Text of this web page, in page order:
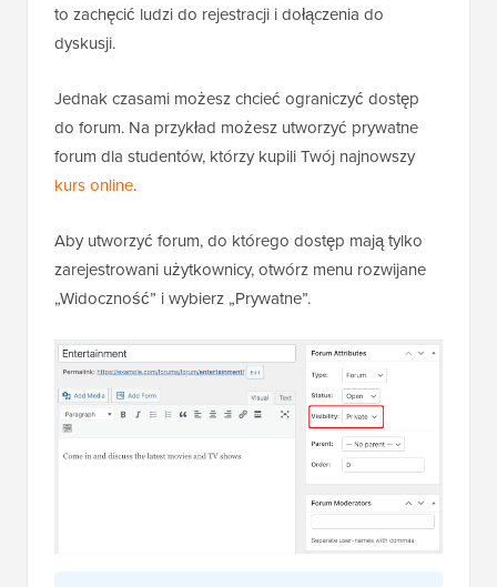
to zachęcić ludzi do rejestracji i dołączenia do
dyskusji.
Jednak czasami możesz chcieć ograniczyć dostęp
do forum. Na przykład możesz utworzyć prywatne
forum dla studentów, którzy kupili Twój najnowszy
kurs online.
Aby utworzyć forum, do którego dostęp mają tylko
zarejestrowani użytkownicy, otwórz menu rozwijane
„Widoczność” i wybierz „Prywatne”.